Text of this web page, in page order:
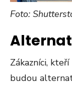
Foto:
Zákazníci,
budou